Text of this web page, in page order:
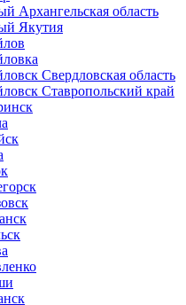
Архангельская область
Якутия
Свердловская область
Ставропольский край